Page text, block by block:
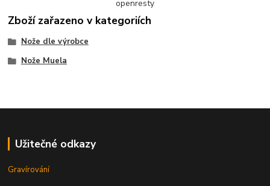
openresty
Zboží zařazeno v kategoriích
Nože dle výrobce
Nože Muela
Užitečné odkazy
Gravírování